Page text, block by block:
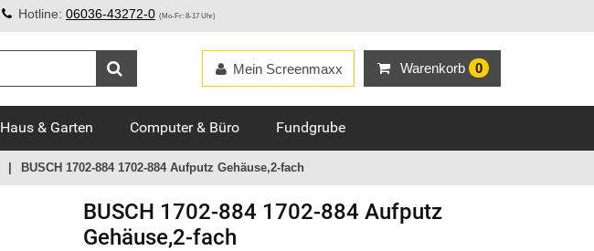
Hotline: 06036-43272-0 (Mo-Fr: 8-17 Uhr)
Warenkorb 0
Mein Screenmaxx
Haus & Garten Computer & Büro Fundgrube
BUSCH 1702-884 1702-884 Aufputz Gehäuse,2-fach
BUSCH 1702-884 1702-884 Aufputz
Gehäuse,2-fach